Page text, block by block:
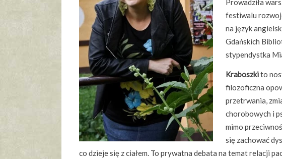
Prowadziła
festiwalu
na język
Gdańskich
stypendystka
Kraboszkito
filozoficzna
przetrwania,
chorobowych i
mimo
się zachować
co dzieje się z ciałem. To prywatna debata na temat relacji